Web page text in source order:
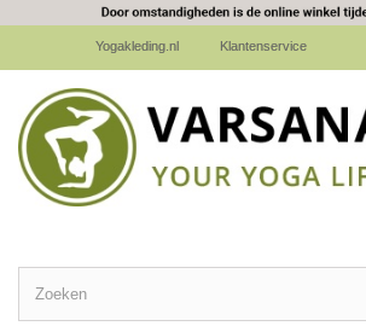
Klantenservice
Yogakleding.nl